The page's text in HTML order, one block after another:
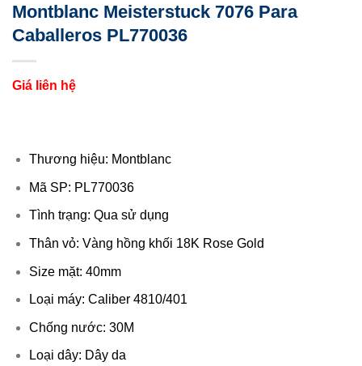
Montblanc Meisterstuck 7076 Para
Caballeros PL770036
Giá liên hệ
Thương hiệu: Montblanc
Mã SP: PL770036
Tình trạng: Qua sử dụng
Thân vỏ: Vàng hồng khối 18K Rose Gold
Size mặt: 40mm
Loại máy: Caliber 4810/401
Chống nước: 30M
Loại dây: Dây da